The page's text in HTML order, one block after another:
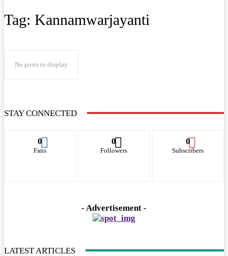
Tag: Kannamwarjayanti
No posts to display
STAY CONNECTED
0
Fans
0
Followers
0
Subscribers
- Advertisement -
LATEST ARTICLES